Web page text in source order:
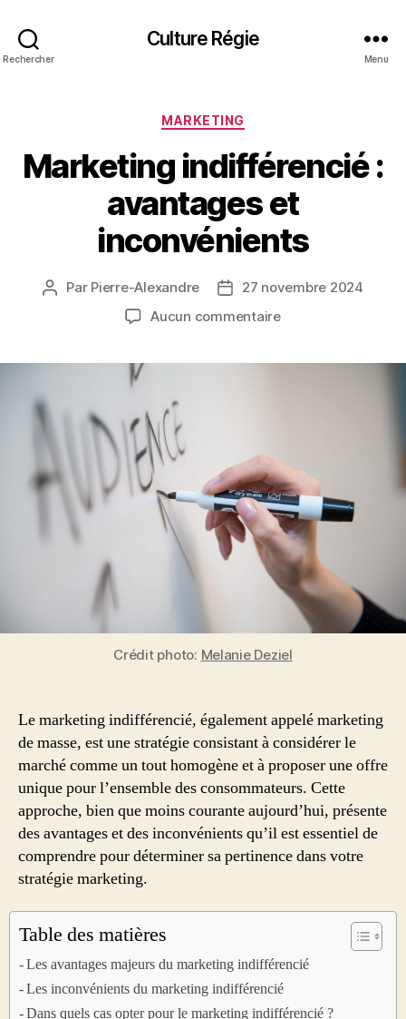
Rechercher
Culture Régie
Menu
Catégories
MARKETING
Marketing indifférencié :
avantages et
inconvénients
Auteur
Par Pierre-Alexandre
Date27 novembre 2024
Aucun commentairesur
Crédit photo: Melanie Deziel
Le marketing indifférencié, également appelé marketing
de masse, est une stratégie consistant à considérer le
marché comme un tout homogène et à proposer une offre
unique pour l’ensemble des consommateurs. Cette
approche, bien que moins courante aujourd’hui, présente
des avantages et des inconvénients qu’il est essentiel de
comprendre pour déterminer sa pertinence dans votre
stratégie marketing.
Table des matières
Les avantages majeurs du marketing indifférencié
Les inconvénients du marketing indifférencié
Dans quels cas opter pour le marketing indifférencié ?